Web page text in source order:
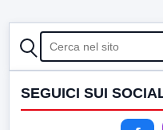
CERCA
SEGUICI SUI